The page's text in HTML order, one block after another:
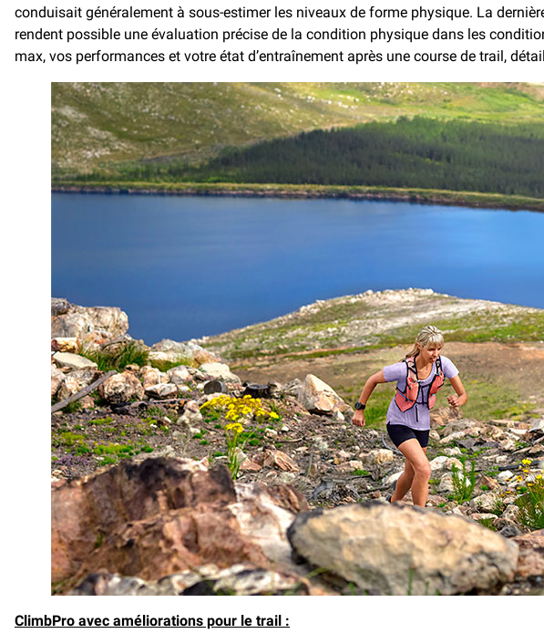
conduisait généralement à sous-estimer les niveaux de forme physique. La
rendent possible une évaluation précise de la condition physique dans les
max, vos performances et votre état d’entraînement après une course de trail,
ClimbPro avec améliorations pour le trail :